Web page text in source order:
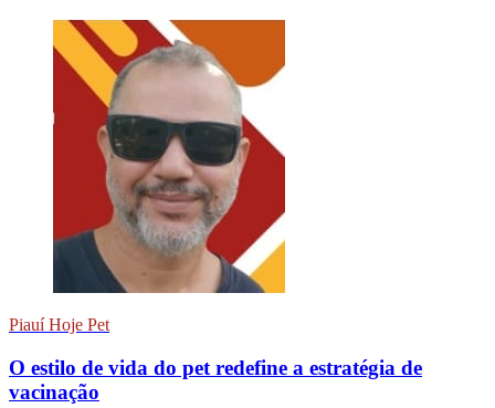
Piauí Hoje Pet
O estilo de vida do pet redefine a estratégia de
vacinação